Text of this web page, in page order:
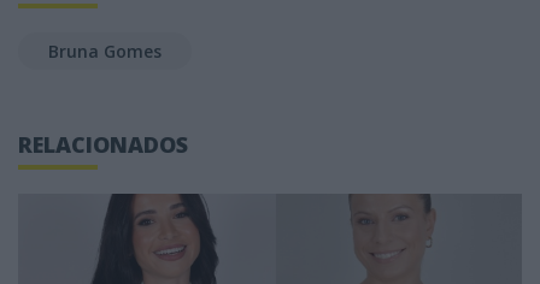
Bruna Gomes
RELACIONADOS